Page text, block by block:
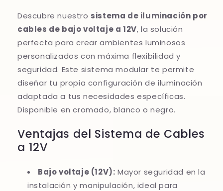
Descubre nuestro sistema de iluminación por
cables de bajo voltaje a 12V, la solución
perfecta para crear ambientes luminosos
personalizados con máxima flexibilidad y
seguridad. Este sistema modular te permite
diseñar tu propia configuración de iluminación
adaptada a tus necesidades específicas.
Disponible en cromado, blanco o negro.
Ventajas del Sistema de Cables
a 12V
Bajo voltaje (12V): Mayor seguridad en la
instalación y manipulación, ideal para